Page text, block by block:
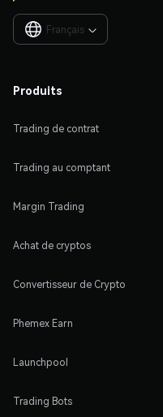
Français 
Produits
Trading de contrat
Trading au comptant
Margin Trading
Achat de cryptos
Convertisseur de Crypto
Phemex Earn
Launchpool
Trading Bots